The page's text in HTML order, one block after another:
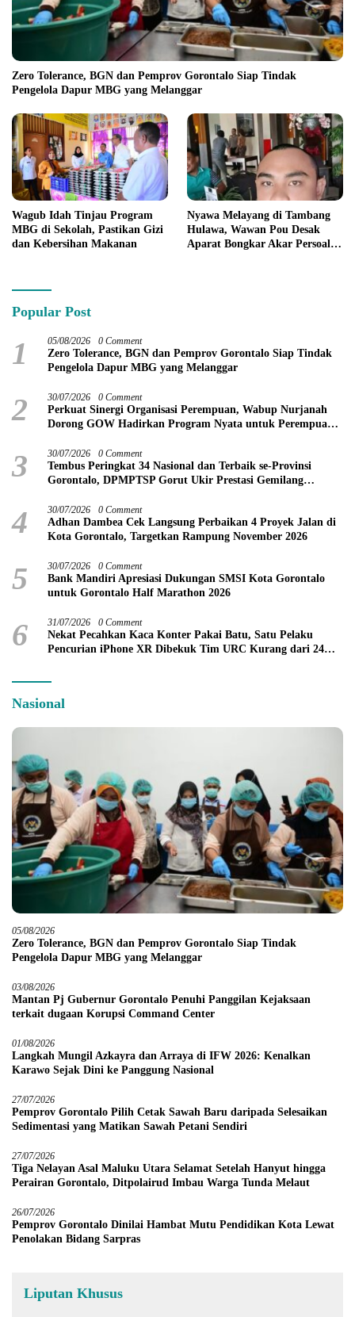
Zero Tolerance, BGN dan Pemprov Gorontalo Siap Tindak
Pengelola Dapur MBG yang Melanggar
Wagub Idah Tinjau Program
MBG di Sekolah, Pastikan Gizi
dan Kebersihan Makanan
Nyawa Melayang di Tambang
Hulawa, Wawan Pou Desak
Aparat Bongkar Akar Persoalan
Popular Post
1 05/08/2026 0 Comment
Zero Tolerance, BGN dan Pemprov Gorontalo Siap Tindak
Pengelola Dapur MBG yang Melanggar
2 30/07/2026 0 Comment
Perkuat Sinergi Organisasi Perempuan, Wabup Nurjanah
Dorong GOW Hadirkan Program Nyata untuk Perempuan
3 30/07/2026 0 Comment
Tembus Peringkat 34 Nasional dan Terbaik se-Provinsi
Gorontalo, DPMPTSP Gorut Ukir Prestasi Gemilang
4 30/07/2026 0 Comment
Adhan Dambea Cek Langsung Perbaikan 4 Proyek Jalan di
Kota Gorontalo, Targetkan Rampung November 2026
5 30/07/2026 0 Comment
Bank Mandiri Apresiasi Dukungan SMSI Kota Gorontalo
untuk Gorontalo Half Marathon 2026
6 31/07/2026 0 Comment
Nekat Pecahkan Kaca Konter Pakai Batu, Satu Pelaku
Pencurian iPhone XR Dibekuk Tim URC Kurang dari 24
Nasional
05/08/2026
Zero Tolerance, BGN dan Pemprov Gorontalo Siap Tindak
Pengelola Dapur MBG yang Melanggar
03/08/2026
Mantan Pj Gubernur Gorontalo Penuhi Panggilan Kejaksaan
terkait dugaan Korupsi Command Center
01/08/2026
Langkah Mungil Azkayra dan Arraya di IFW 2026: Kenalkan
Karawo Sejak Dini ke Panggung Nasional
27/07/2026
Pemprov Gorontalo Pilih Cetak Sawah Baru daripada Selesaikan
Sedimentasi yang Matikan Sawah Petani Sendiri
27/07/2026
Tiga Nelayan Asal Maluku Utara Selamat Setelah Hanyut hingga
Perairan Gorontalo, Ditpolairud Imbau Warga Tunda Melaut
26/07/2026
Pemprov Gorontalo Dinilai Hambat Mutu Pendidikan Kota Lewat
Penolakan Bidang Sarpras
Liputan Khusus